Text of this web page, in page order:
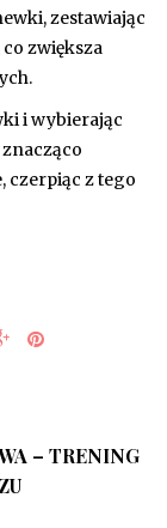
zestawiając
zwiększa
i wybierając
czerpiąc z tego
– TRENING